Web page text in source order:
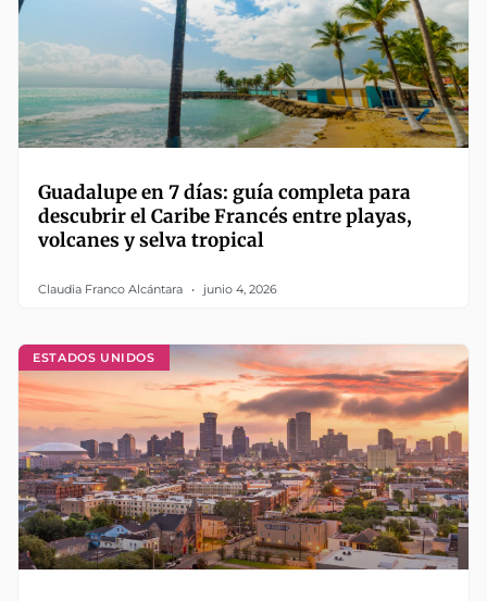
Guadalupe en 7 días: guía completa para
descubrir el Caribe Francés entre playas,
volcanes y selva tropical
Claudia Franco Alcántara junio 4, 2026
ESTADOS UNIDOS